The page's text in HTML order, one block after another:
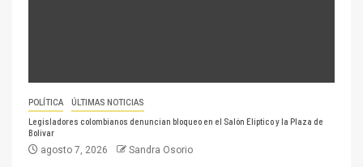
POLÍTICA ÚLTIMAS NOTICIAS
Legisladores colombianos denuncian bloqueo en el Salón Elíptico y la Plaza de
Bolívar
agosto 7, 2026 Sandra Osorio